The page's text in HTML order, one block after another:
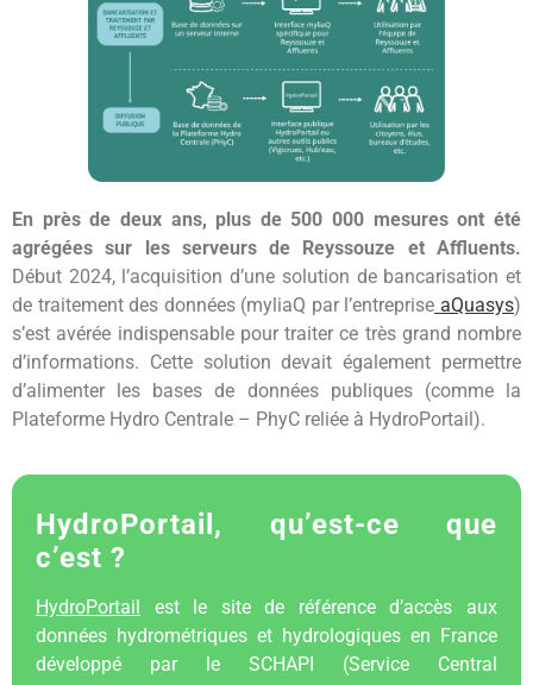
En près de deux ans, plus de 500 000 mesures ont été
agrégées sur les serveurs de Reyssouze et Affluents.
Début 2024, l’acquisition d’une solution de bancarisation et
de traitement des données (myliaQ par l’entreprise aQuasys)
s’est avérée indispensable pour traiter ce très grand nombre
d’informations. Cette solution devait également permettre
d’alimenter les bases de données publiques (comme la
Plateforme Hydro Centrale – PhyC reliée à HydroPortail).
HydroPortail, qu’est-ce que
c’est ?
HydroPortail
est le site de référence d’accès aux
données hydrométriques et hydrologiques en France
développé par le SCHAPI (Service Central